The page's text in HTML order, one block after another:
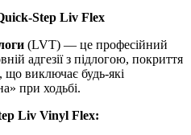
Step Liv Flex
(LVT) — це професійний
адгезії з підлогою, покриття
виключає будь-які
при ходьбі.
Liv Vinyl Flex: